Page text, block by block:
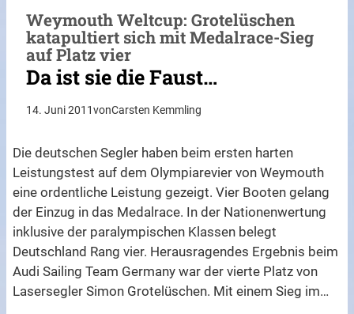
Weymouth Weltcup: Grotelüschen
katapultiert sich mit Medalrace-Sieg
auf Platz vier
Da ist sie die Faust…
14. Juni 2011vonCarsten Kemmling
Die deutschen Segler haben beim ersten harten
Leistungstest auf dem Olympiarevier von Weymouth
eine ordentliche Leistung gezeigt. Vier Booten gelang
der Einzug in das Medalrace. In der Nationenwertung
inklusive der paralympischen Klassen belegt
Deutschland Rang vier. Herausragendes Ergebnis beim
Audi Sailing Team Germany war der vierte Platz von
Lasersegler Simon Grotelüschen. Mit einem Sieg im…